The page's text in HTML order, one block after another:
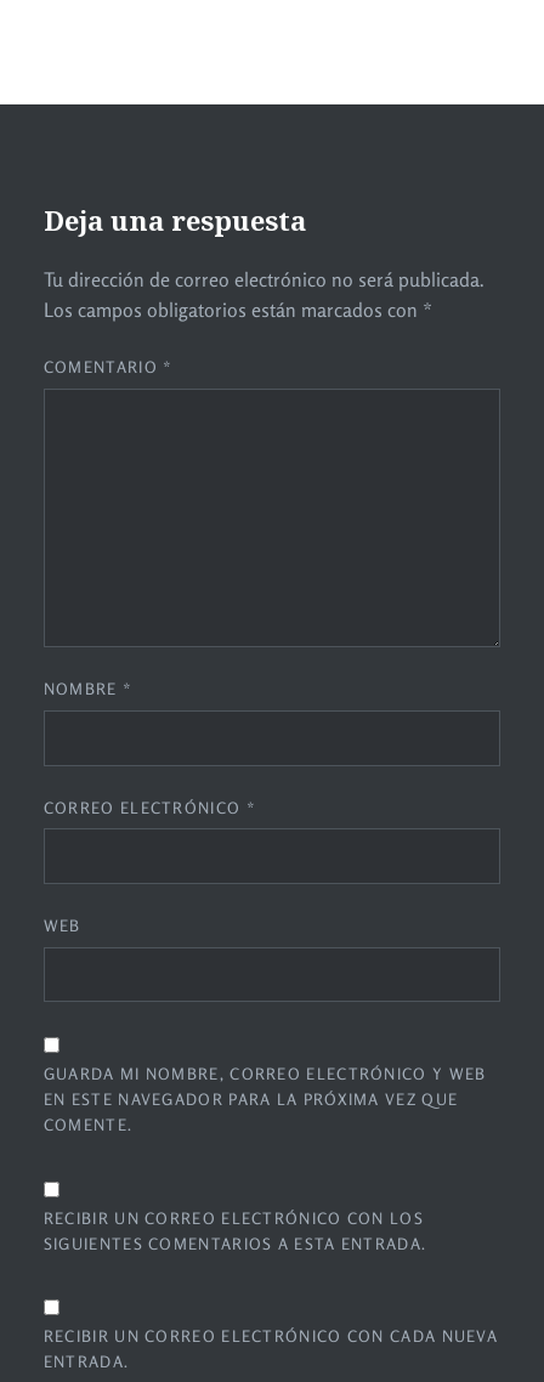
Deja una respuesta
Tu dirección de correo electrónico no será publicada.
Los campos obligatorios están marcados con *
COMENTARIO *
NOMBRE *
CORREO ELECTRÓNICO *
WEB
GUARDA MI NOMBRE, CORREO ELECTRÓNICO Y WEB
EN ESTE NAVEGADOR PARA LA PRÓXIMA VEZ QUE
COMENTE.
RECIBIR UN CORREO ELECTRÓNICO CON LOS
SIGUIENTES COMENTARIOS A ESTA ENTRADA.
RECIBIR UN CORREO ELECTRÓNICO CON CADA NUEVA
ENTRADA.